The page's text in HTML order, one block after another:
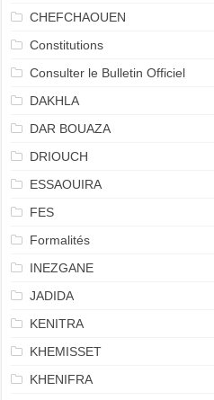
CHEFCHAOUEN
Constitutions
Consulter le Bulletin Officiel
DAKHLA
DAR BOUAZA
DRIOUCH
ESSAOUIRA
FES
Formalités
INEZGANE
JADIDA
KENITRA
KHEMISSET
KHENIFRA